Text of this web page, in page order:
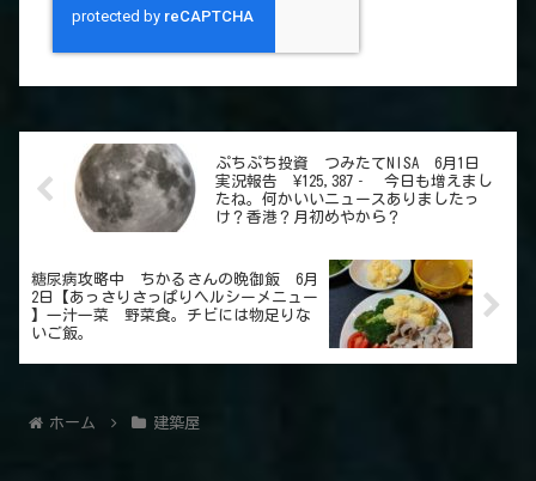
ぷちぷち投資 つみたてNISA 6月1日
実況報告 ¥125,387‐ 今日も増えまし
たね。何かいいニュースありましたっ
け？香港？月初めやから？
糖尿病攻略中 ちかるさんの晩御飯 6月
2日【あっさりさっぱりヘルシーメニュー
】一汁一菜 野菜食。チビには物足りな
いご飯。
ホーム 建築屋